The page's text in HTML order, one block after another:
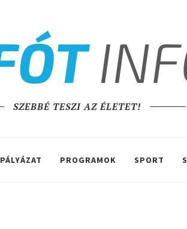
SZEBBÉ TESZI AZ ÉLETET!
PÁLYÁZAT PROGRAMOK SPORT